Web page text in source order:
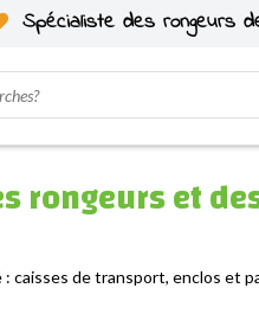
Spécialiste des rongeurs
rongeurs et
de transport, enclos et